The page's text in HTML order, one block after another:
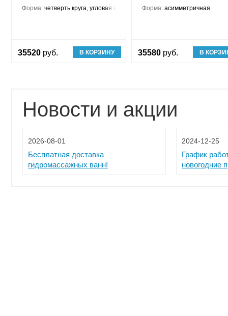
Форма: четверть круга, угловая конструкция
35520 руб. В КОРЗИНУ
Форма: асимметричная
35580 руб. В
Новости и акции
2026-08-01
Бесплатная доставка
гидромассажных ванн!
2024-12-25
График
новогодние